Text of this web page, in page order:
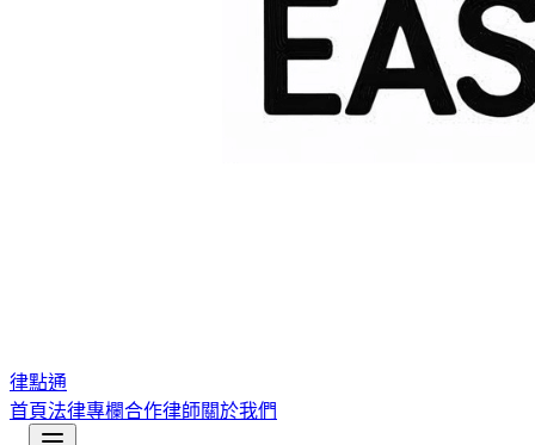
律點通
首頁法律專欄合作律師關於我們